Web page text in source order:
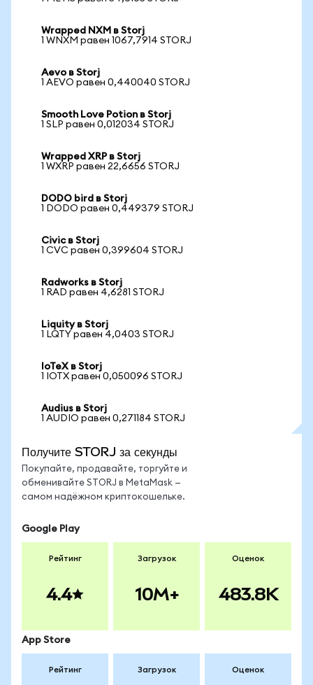
Wrapped NXM в Storj
1 WNXM равен 1067,7914 STORJ
Aevo в Storj
1 AEVO равен 0,440040 STORJ
Smooth Love Potion в Storj
1 SLP равен 0,012034 STORJ
Wrapped XRP в Storj
1 WXRP равен 22,6656 STORJ
DODO bird в Storj
1 DODO равен 0,449379 STORJ
Civic в Storj
1 CVC равен 0,399604 STORJ
Radworks в Storj
1 RAD равен 4,6281 STORJ
Liquity в Storj
1 LQTY равен 4,0403 STORJ
IoTeX в Storj
1 IOTX равен 0,050096 STORJ
Audius в Storj
1 AUDIO равен 0,271184 STORJ
Получите STORJ за секунды
Покупайте, продавайте, торгуйте и
обменивайте STORJ в MetaMask —
самом надёжном криптокошельке.
Google Play
Рейтинг
4.4
Загрузок
10M+
Оценок
483.8K
App Store
Рейтинг Загрузок Оценок